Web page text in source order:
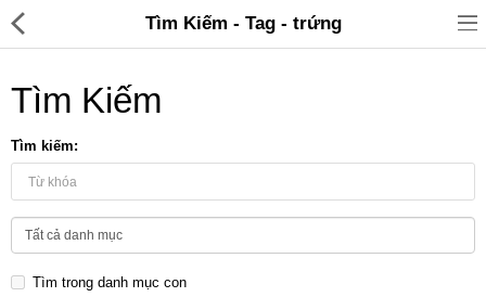
Điện gia dụng
Đồ tiện ích
Tìm Kiếm - Tag - trứng
Tìm Kiếm
Tìm kiếm:
Tìm trong danh mục con